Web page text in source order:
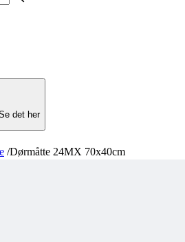
det her
/Dørmåtte 24MX 70x40cm